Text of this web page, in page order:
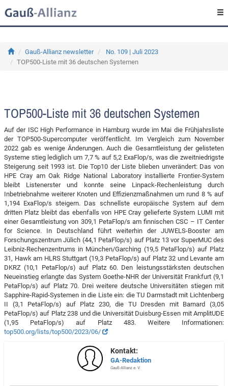
Gauß-Allianz newsletter
No. 109 | Juli 2023
TOP500-Liste mit 36 deutschen Systemen
TOP500-Liste mit 36 deutschen Systemen
Auf der ISC High Performance in Hamburg wurde im Mai die Frühjahrsliste
der TOP500-Supercomputer veröffentlicht. Im Vergleich zum November
2022 gab es wenige Änderungen. Auch die Gesamtleistung der gelisteten
Systeme stieg lediglich um 7,7 % auf 5,2 ExaFlop/s, was die zweitniedrigste
Steigerung seit 1993 ist. Die Top10 der Liste blieben unverändert: Das von
HPE Cray am Oak Ridge National Laboratory installierte Frontier-System
bleibt Listenerster und konnte seine Linpack-Rechenleistung durch
Inbetriebnahme weiterer Knoten und Effizienzmaßnahmen um rund 8 % auf
1,194 ExaFlop/s steigern. Das schnellste europäische System auf dem
dritten Platz bleibt das ebenfalls von HPE Cray gelieferte System LUMI mit
einer Gesamtleistung von 309,1 PetaFlop/s am finnischen CSC – IT Center
for Science. In Deutschland führt weiterhin der ­JUWELS-Booster am
Forschungszentrum Jülich (44,1 PetaFlop/s) auf Platz 13 vor SuperMUC des
Leibniz-Rechenzentrums in München/Garching (19,5 PetaFlop/s) auf Platz
31, Hawk am HLRS Stuttgart (19,3 PetaFlop/s) auf Platz 32 und Levante am
DKRZ (10,1 PetaFlop/s) auf Platz 60. Den leistungsstärksten deutschen
Neueinstieg erlangte das System Goethe-NHR der Universität Frankfurt (9,1
PetaFlop/s) auf Platz 70. Drei weitere deutsche Universitäten stiegen mit
Sapphire-Rapid-Systemen in die Liste ein: die TU Darmstadt mit Lichtenberg
II (3,1 PetaFlop/s) auf Platz 230, die TU Dresden mit Barnard (3,05
PetaFlop/s) auf Platz 238 und die Universität Duisburg-Essen mit AmplitUDE
(1,95 PetaFlop/s) auf Platz 483. Weitere Informationen:
top500.org/lists/top500/2023/06/
Kontakt:
GA-Redaktion
Gauß-Allianz e. V.